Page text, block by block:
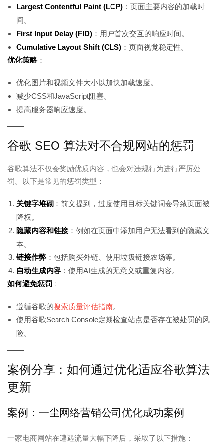
Largest Contentful Paint (LCP) ：页面主要内容的加载时
间。
First Input Delay (FID) ：用户首次交互的响应时间。
Cumulative Layout Shift (CLS) ：页面视觉稳定性。
优化策略 ：
优化图片和视频文件大小以加快加载速度。
减少CSS和JavaScript阻塞。
提高服务器响应速度。
谷歌 SEO 算法对不合规网站的惩罚
谷歌算法不仅会奖励优质内容，也会对违规行为进行严厉处
罚。以下是常见的惩罚类型：
关键字堆砌 ：前文提到，过度使用目标关键词会导致页面被
降权。
隐藏内容和链接：例如在页面中添加用户无法看到的隐藏文
本。
链接作弊 ：包括购买外链、使用垃圾链接农场等。
自动生成内容 ：使用AI生成的无意义或重复内容。
如何避免惩罚 ：
遵循谷歌的搜索质量评估指南。
使用谷歌Search Console定期检查站点是否存在被处罚的风
险。
案例分享：如何通过优化适应谷歌算法
更新
案例：一尘网络营销公司优化成功案例
一家电商网站在遭遇流量大幅下降后，采取了以下措施：